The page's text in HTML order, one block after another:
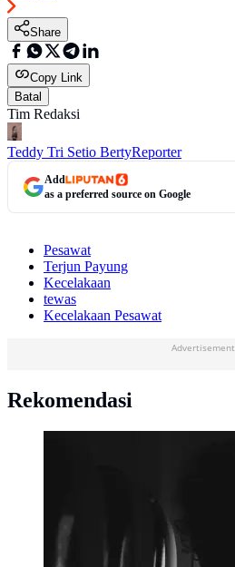
Share
Copy Link
Batal
Tim Redaksi
Teddy Tri Setio BertyReporter
Add
as a preferred source on Google
Pesawat
Terjun Payung
Kecelakaan
tewas
Kecelakaan Pesawat
Advertisement
Rekomendasi